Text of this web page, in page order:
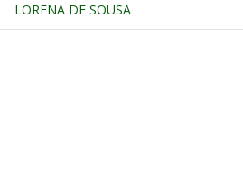
LORENA DE SOUSA